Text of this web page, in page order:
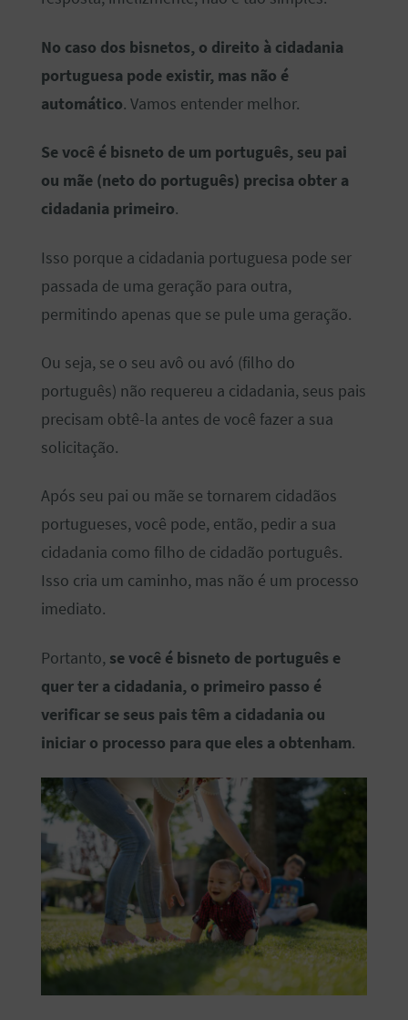
No caso dos bisnetos, o direito à cidadania
portuguesa pode existir, mas não é
automático. Vamos entender melhor.
Se você é bisneto de um português, seu pai
ou mãe (neto do português) precisa obter a
cidadania primeiro.
Isso porque a cidadania portuguesa pode ser
passada de uma geração para outra,
permitindo apenas que se pule uma geração.
Ou seja, se o seu avô ou avó (filho do
português) não requereu a cidadania, seus pais
precisam obtê-la antes de você fazer a sua
solicitação.
Após seu pai ou mãe se tornarem cidadãos
portugueses, você pode, então, pedir a sua
cidadania como filho de cidadão português.
Isso cria um caminho, mas não é um processo
imediato.
Portanto, se você é bisneto de português e
quer ter a cidadania, o primeiro passo é
verificar se seus pais têm a cidadania ou
iniciar o processo para que eles a obtenham.